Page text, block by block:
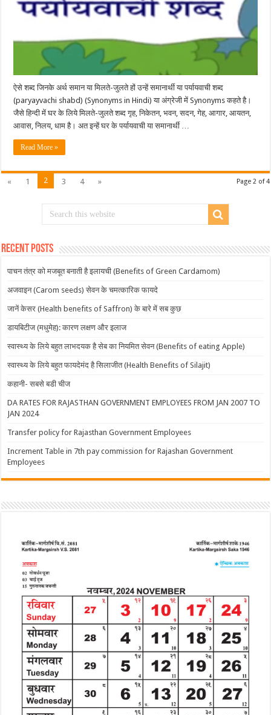
ऐसे शब्द जिनके अर्थ समान या मिलते-जुलते हों उन्हें समानार्थी या पर्यायवाची शब्द
(paryayvachi shabd) (Synonyms in Hindi) या अंग्रेजी में Synonyms कहते है।
जैसे हिन्दी में घर के लिये मिलते-जुलते शब्द गृह, निकेतन, भवन, सदन, गेह, आगार, आयतन,
आवास, निलय, धाम है। अत इन्हें घर के पर्यायवाची या समानार्थी …
Read More »
Page 2 of 4
« 1 2 3 4 »
Recent Posts
पाचन तंत्र को मजबूत बनाती है इलायची (Benefits of Green Cardamom)
अजवाइन (Carom seeds) सेवन के चमत्कारिक फायदे
जानें केसर (Health benefits of Saffron) के बारे में सब कुछ
डायबिटीज (मधुमेह): कारण लक्षण और इलाज
स्वास्थ्य के लिये बहुत लाभदयक है सेब का नियमित सेवन (Benefits of eating Apple)
स्वास्थ्य के लिये बहुत फायदेमंद है सिलाजीत (Health Benefits of Silajit)
कहानी- सबसे बडी चीज
DA RATES FOR RAJASTHAN GOVERNMENT EMPLOYEES FROM JAN 2007 TO
JAN 2024
Transfer policy for Rajasthan Government Employees
Increment Table in 7th pay commission for Rajashan Government
Employees